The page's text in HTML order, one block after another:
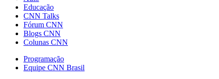
Educação
CNN Talks
Fórum CNN
Blogs CNN
Colunas CNN
Programação
Equipe CNN Brasil